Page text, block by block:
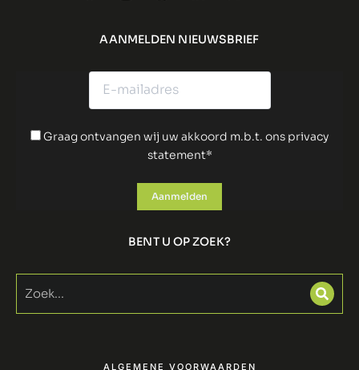
AANMELDEN NIEUWSBRIEF
Graag ontvangen wij uw akkoord m.b.t. ons privacy
statement*
BENT U OP ZOEK?
ALGEMENE VOORWAARDEN